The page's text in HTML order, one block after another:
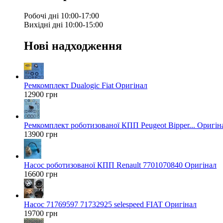
Робочі дні 10:00-17:00
Вихідні дні 10:00-15:00
Нові надходження
Ремкомплект Dualogic Fiat Оригінал
12900 грн
Ремкомплект роботизованої КПП Peugeot Bipper...
13900 грн
Насос роботизованої КПП Renault 7701070840 Оригінал
16600 грн
Насос 71769597 71732925 selespeed FIAT Оригінал
19700 грн